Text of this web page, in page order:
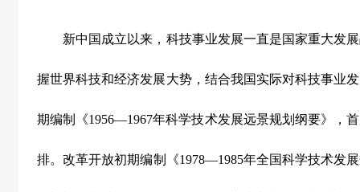
新中国成立以来，科技事业发展一直是国家重大发展
握世界科技和经济发展大势，结合我国实际对科技事业
期编制《1956—1967年科学技术发展远景规划纲要》，
排。改革开放初期编制《1978—1985年全国科学技术发